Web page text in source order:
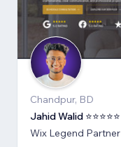
Chandpur, BD
Jahid Walid ⭐⭐⭐⭐⭐
Wix Legend Partner